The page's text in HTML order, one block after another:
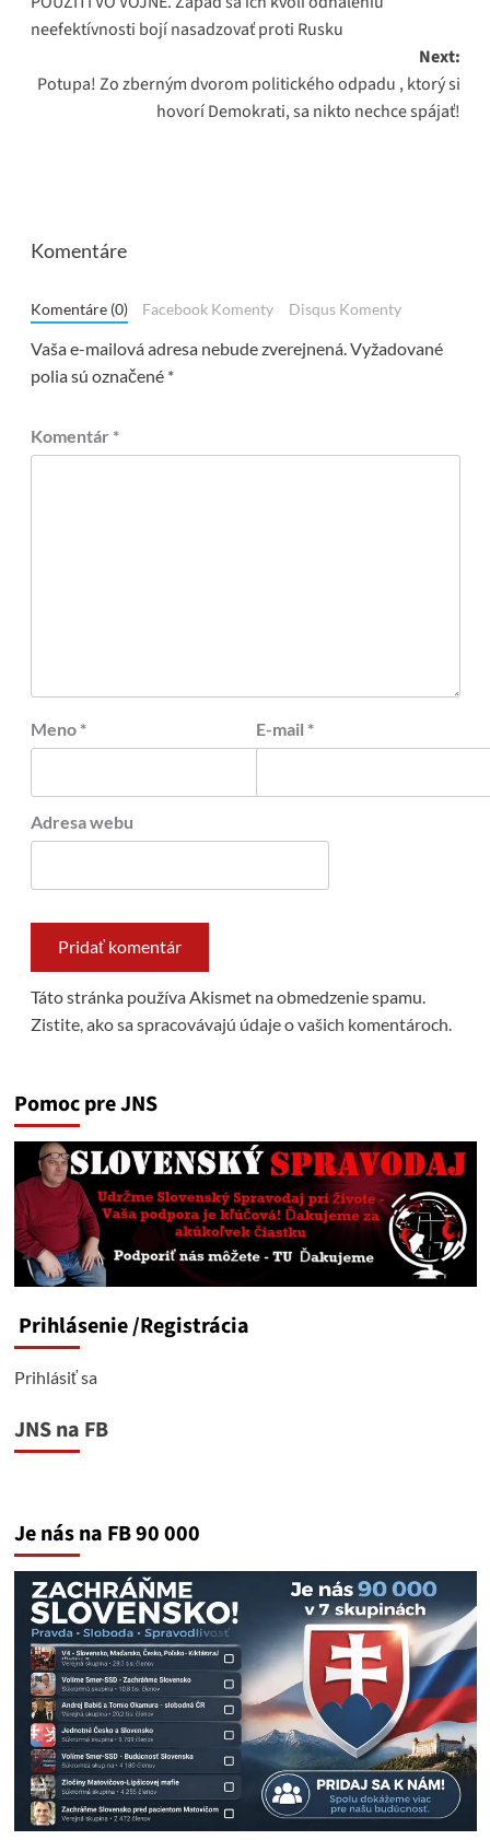
neefektívnosti bojí nasadzovať proti Rusku
Next:
Potupa! Zo zberným dvorom politického odpadu , ktorý si
hovorí Demokrati, sa nikto nechce spájať!
Komentáre
Komentáre (0) Facebook Komenty Disqus Komenty
Vaša e-mailová adresa nebude zverejnená.Vyžadované
polia sú označené *
Komentár *
Meno * E-mail *
Adresa webu
Táto stránka používa Akismet na obmedzenie spamu.
Zistite, ako sa spracovávajú údaje o vašich komentároch.
Pomoc pre JNS
Prihlásenie/Registrácia
Prihlásiť sa
JNS na FB
Je nás na FB 90 000